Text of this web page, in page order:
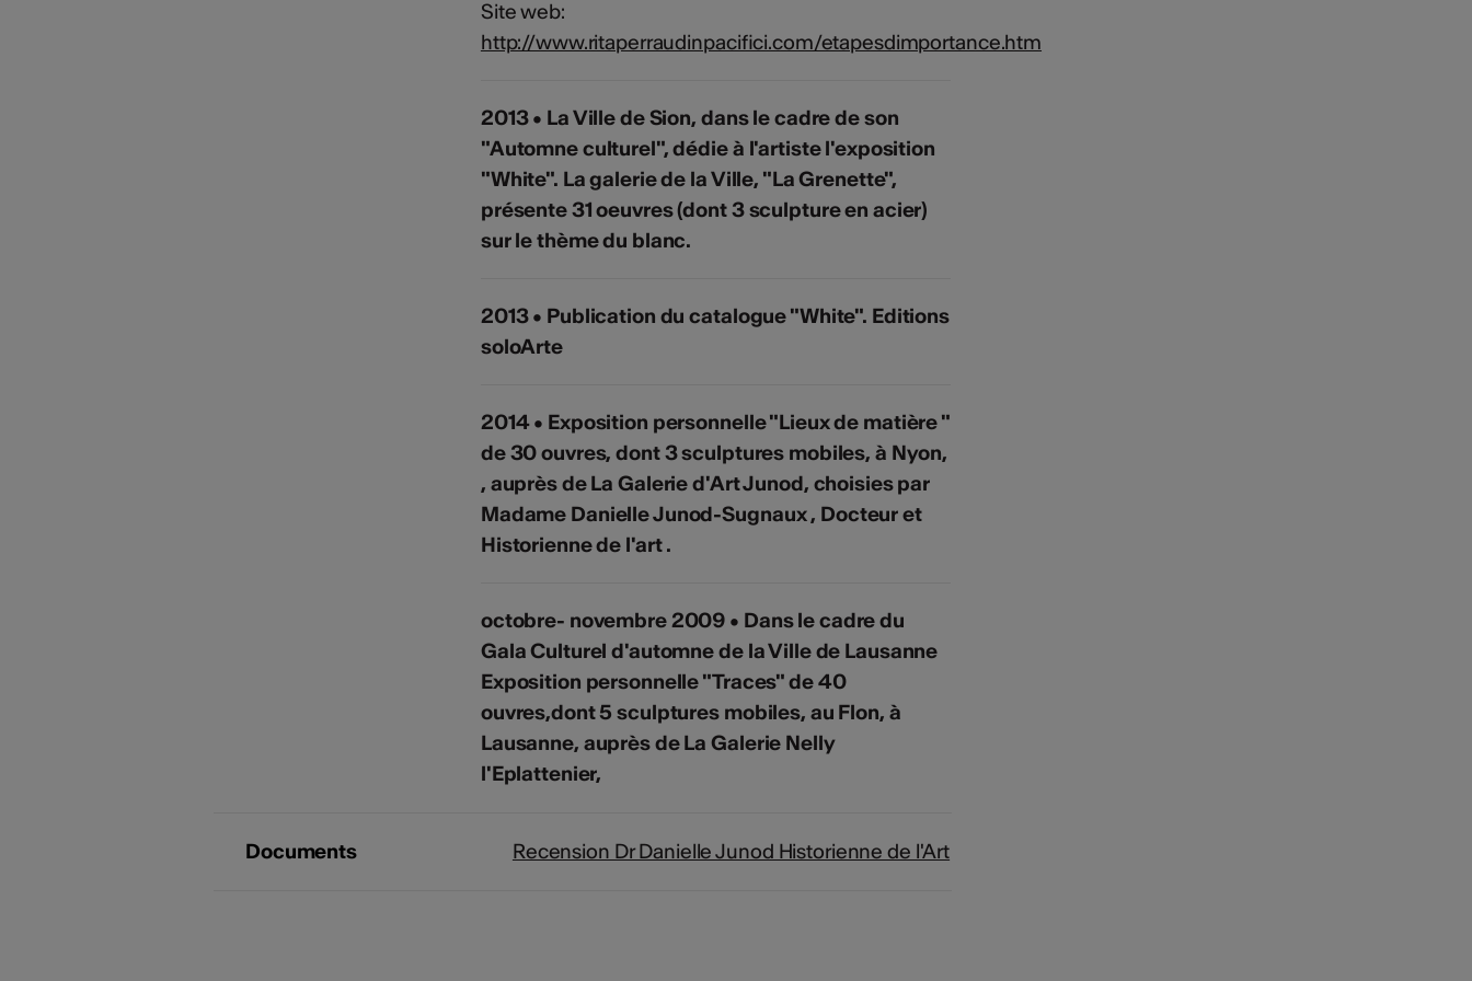
Site web:
http://www.ritaperraudinpacifici.com/etapesdimportance.htm
2013 • La Ville de Sion, dans le cadre de son
"Automne culturel", dédie à l'artiste l'exposition
"White". La galerie de la Ville, "La Grenette",
présente 31 oeuvres (dont 3 sculpture en acier)
sur le thème du blanc.
2013 • Publication du catalogue "White". Editions
soloArte
2014 • Exposition personnelle "Lieux de matière "
de 30 ouvres, dont 3 sculptures mobiles, à Nyon,
, auprès de La Galerie d'Art Junod, choisies par
Madame Danielle Junod-Sugnaux , Docteur et
Historienne de l'art .
octobre- novembre 2009 • Dans le cadre du
Gala Culturel d'automne de la Ville de Lausanne
Exposition personnelle "Traces" de 40
ouvres,dont 5 sculptures mobiles, au Flon, à
Lausanne, auprès de La Galerie Nelly
l'Eplattenier,
Documents Recension Dr Danielle Junod Historienne de l'Art